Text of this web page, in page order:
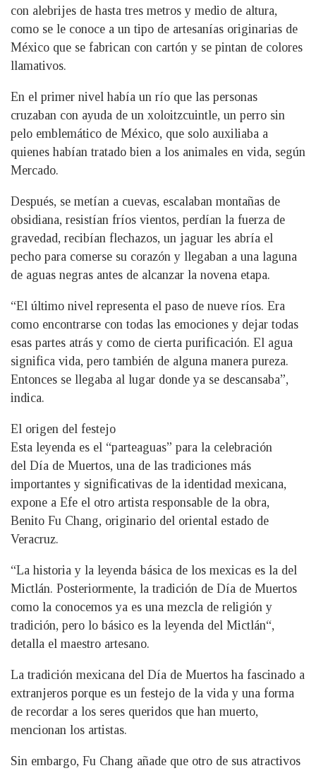
con alebrijes de hasta tres metros y medio de altura,
como se le conoce a un tipo de artesanías originarias de
México que se fabrican con cartón y se pintan de colores
llamativos.
En el primer nivel había un río que las personas
cruzaban con ayuda de un xoloitzcuintle, un perro sin
pelo emblemático de México, que solo auxiliaba a
quienes habían tratado bien a los animales en vida, según
Mercado.
Después, se metían a cuevas, escalaban montañas de
obsidiana, resistían fríos vientos, perdían la fuerza de
gravedad, recibían flechazos, un jaguar les abría el
pecho para comerse su corazón y llegaban a una laguna
de aguas negras antes de alcanzar la novena etapa.
“El último nivel representa el paso de nueve ríos. Era
como encontrarse con todas las emociones y dejar todas
esas partes atrás y como de cierta purificación. El agua
significa vida, pero también de alguna manera pureza.
Entonces se llegaba al lugar donde ya se descansaba”,
indica.
El origen del festejo
Esta leyenda es el “parteaguas” para la celebración
del Día de Muertos, una de las tradiciones más
importantes y significativas de la identidad mexicana,
expone a Efe el otro artista responsable de la obra,
Benito Fu Chang, originario del oriental estado de
Veracruz.
“La historia y la leyenda básica de los mexicas es la del
Mictlán. Posteriormente, la tradición de Día de Muertos
como la conocemos ya es una mezcla de religión y
tradición, pero lo básico es la leyenda del Mictlán“,
detalla el maestro artesano.
La tradición mexicana del Día de Muertos ha fascinado a
extranjeros porque es un festejo de la vida y una forma
de recordar a los seres queridos que han muerto,
mencionan los artistas.
Sin embargo, Fu Chang añade que otro de sus atractivos